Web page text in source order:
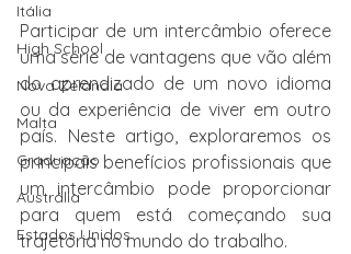
Itália
High School
Nova Zelândia
Malta
Graduação
Austrália
Estados Unidos
Participar de um intercâmbio oferece
uma série de vantagens que vão além
do aprendizado de um novo idioma
ou da experiência de viver em outro
país. Neste artigo, exploraremos os
principais benefícios profissionais que
um intercâmbio pode proporcionar
para quem está começando sua
trajetória no mundo do trabalho.